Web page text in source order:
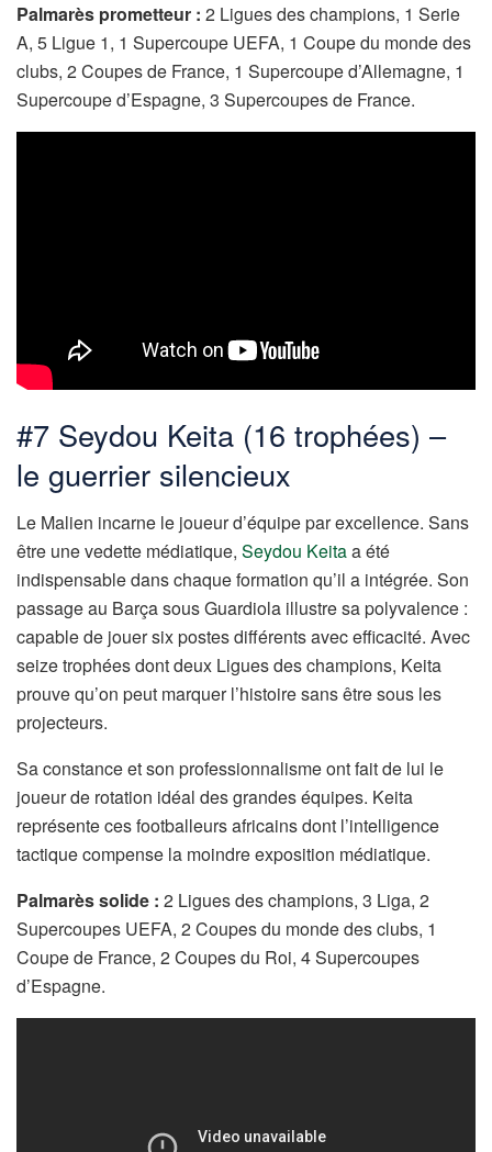
Palmarès prometteur : 2 Ligues des champions, 1 Serie
A, 5 Ligue 1, 1 Supercoupe UEFA, 1 Coupe du monde des
clubs, 2 Coupes de France, 1 Supercoupe d’Allemagne, 1
Supercoupe d’Espagne, 3 Supercoupes de France.
#7 Seydou Keita (16 trophées) –
le guerrier silencieux
Le Malien incarne le joueur d’équipe par excellence. Sans
être une vedette médiatique, Seydou Keitaa été
indispensable dans chaque formation qu’il a intégrée. Son
passage au Barça sous Guardiola illustre sa polyvalence :
capable de jouer six postes différents avec efficacité. Avec
seize trophées dont deux Ligues des champions, Keita
prouve qu’on peut marquer l’histoire sans être sous les
projecteurs.
Sa constance et son professionnalisme ont fait de lui le
joueur de rotation idéal des grandes équipes. Keita
représente ces footballeurs africains dont l’intelligence
tactique compense la moindre exposition médiatique.
Palmarès solide : 2 Ligues des champions, 3 Liga, 2
Supercoupes UEFA, 2 Coupes du monde des clubs, 1
Coupe de France, 2 Coupes du Roi, 4 Supercoupes
d’Espagne.